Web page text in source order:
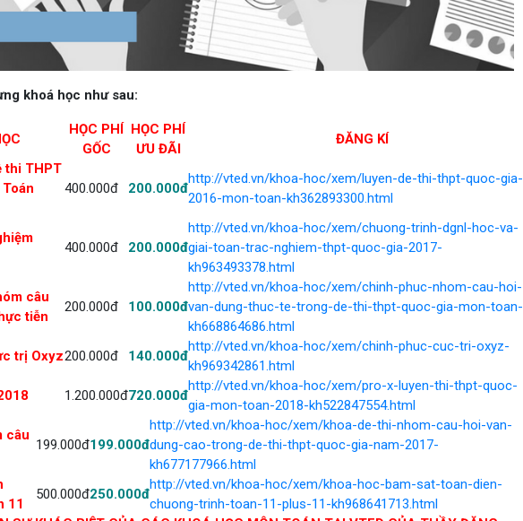
khoá học như sau:
HỌC PHÍ
GỐC
HỌC PHÍ
ƯU ĐÃI
ĐĂNG KÍ
thi THPT
400.000đ 200.000đ
http://vted.vn/khoa-hoc/xem/luyen-de-thi-thpt-quoc-gia-
2016-mon-toan-kh362893300.html
400.000đ 200.000đ
http://vted.vn/khoa-hoc/xem/chuong-trinh-dgnl-hoc-va-
giai-toan-trac-nghiem-thpt-quoc-gia-2017-
kh963493378.html
câu
tiễn
200.000đ 100.000đ
http://vted.vn/khoa-hoc/xem/chinh-phuc-nhom-cau-hoi-
van-dung-thuc-te-trong-de-thi-thpt-quoc-gia-mon-toan-
kh668864686.html
trị Oxyz200.000đ 140.000đ
http://vted.vn/khoa-hoc/xem/chinh-phuc-cuc-tri-oxyz-
kh969342861.html
1.200.000đ720.000đ
http://vted.vn/khoa-hoc/xem/pro-x-luyen-thi-thpt-quoc-
gia-mon-toan-2018-kh522847554.html
câu
199.000đ199.000đ
http://vted.vn/khoa-hoc/xem/khoa-de-thi-nhom-cau-hoi-van-
dung-cao-trong-de-thi-thpt-quoc-gia-nam-2017-
kh677177966.html
11
500.000đ250.000đ
http://vted.vn/khoa-hoc/xem/khoa-hoc-bam-sat-toan-dien-
chuong-trinh-toan-11-plus-11-kh968641713.html